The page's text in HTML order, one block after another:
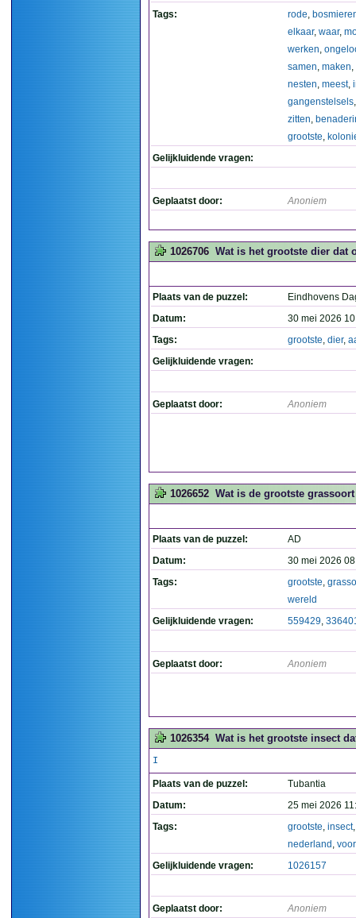
Tags:
rode,
elkaar, waar,
werken,
samen, maken,
nesten, meest,
gangenstelsels
zitten,
grootste,
Gelijkluidende vragen:
Geplaatst door: Anoniem
1026706 Wat is het grootste dier dat
Plaats van de puzzel:
Eindhovens
Datum:
30 mei 2026
Tags:
grootste, dier,
Gelijkluidende vragen:
Geplaatst door: Anoniem
1026652 Wat is de grootste
Plaats van de puzzel:
AD
Datum:
30 mei 2026
Tags:
grootste,
wereld
Gelijkluidende vragen:
559429,
Geplaatst door: Anoniem
1026354 Wat is het grootste insect
I
Plaats van de puzzel:
Tubantia
Datum:
25 mei 2026
Tags:
grootste, insect,
nederland ,
Gelijkluidende vragen:
1026157
Geplaatst door: Anoniem